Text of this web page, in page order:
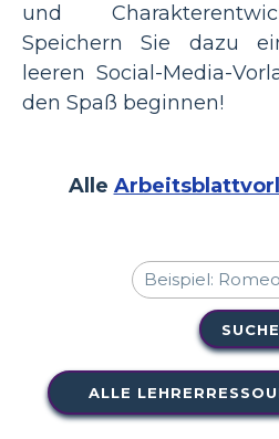
und
Speichern Sie dazu
leeren Social-Media-
den Spaß beginnen!
Alle
SUCHE
ALLE